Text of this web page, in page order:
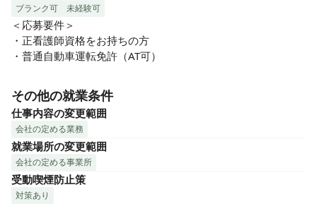
ブランク可 未経験可
＜応募要件＞
・正看護師資格をお持ちの方
・普通自動車運転免許（AT可）
その他の就業条件
仕事内容の変更範囲
会社の定める業務
就業場所の変更範囲
会社の定める事業所
受動喫煙防止策
対策あり